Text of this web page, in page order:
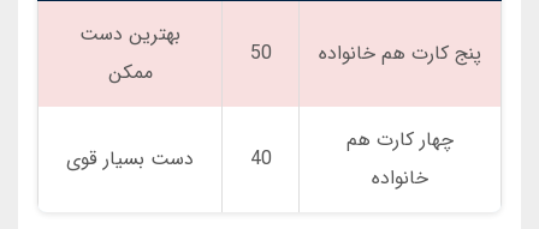
پنج کارت هم خانواده 50
بهترین دست
ممکن
چهار کارت هم
خانواده
40 دست بسیار قوی